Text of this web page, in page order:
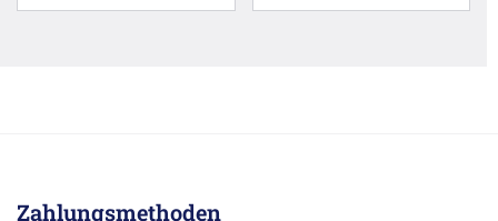
Zahlungsmethoden